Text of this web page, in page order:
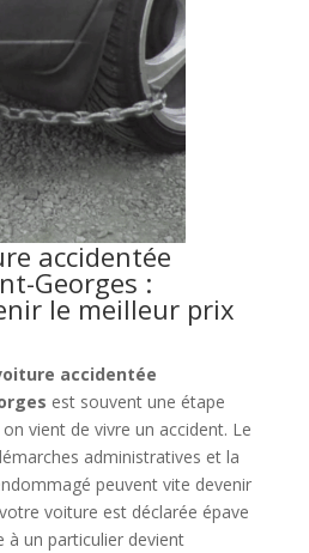
accidentée
Georges :
le meilleur prix
accidentée
est souvent une étape
vient de vivre un accident. Le
administratives et la
peuvent vite devenir
voiture est déclarée épave
à un particulier devient